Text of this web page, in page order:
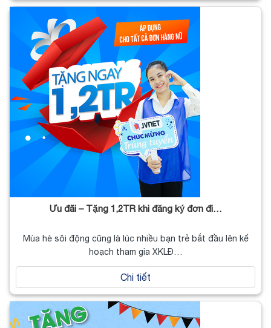
Ưu đãi – Tặng 1,2TR khi đăng ký đơn đi…
Mùa hè sôi động cũng là lúc nhiều bạn trẻ bắt đầu lên kế
hoạch tham gia XKLĐ…
Chi tiết